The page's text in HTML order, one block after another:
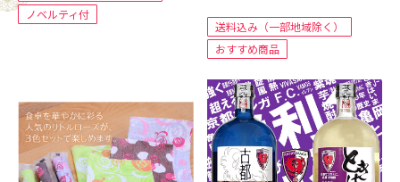
ノベルティ付
送料込み（一部地域除く）
おすすめ商品